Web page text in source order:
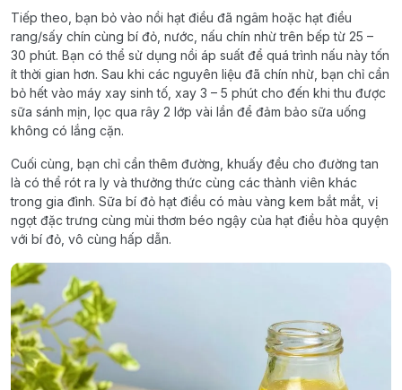
Tiếp theo, bạn bỏ vào nồi hạt điều đã ngâm hoặc hạt điều
rang/sấy chín cùng bí đỏ, nước, nấu chín nhừ trên bếp từ 25 –
30 phút. Bạn có thể sử dụng nồi áp suất để quá trình nấu này tốn
ít thời gian hơn. Sau khi các nguyên liệu đã chín nhừ, bạn chỉ cần
bỏ hết vào máy xay sinh tố, xay 3 – 5 phút cho đến khi thu được
sữa sánh mịn, lọc qua rây 2 lớp vài lần để đảm bảo sữa uống
không có lắng cặn.
Cuối cùng, bạn chỉ cần thêm đường, khuấy đều cho đường tan
là có thể rót ra ly và thưởng thức cùng các thành viên khác
trong gia đình. Sữa bí đỏ hạt điều có màu vàng kem bắt mắt, vị
ngọt đặc trưng cùng mùi thơm béo ngậy của hạt điều hòa quyện
với bí đỏ, vô cùng hấp dẫn.